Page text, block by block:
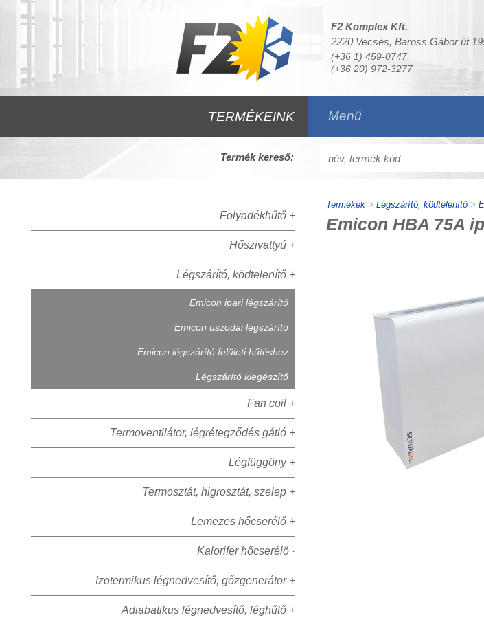
F2 Komplex Kft.
2220 Vecsés, Baross Gábor út
(+36 1) 459-0747
(+36 20) 972-3277
TERMÉKEINK Menü
Termék kereső:
Folyadékhűtő +
Hőszivattyú +
Légszárító, ködtelenítő +
Emicon ipari légszárító
Emicon uszodai légszárító
Emicon légszárító felületi hűtéshez
Légszárító kiegészítő
Fan coil +
Termoventilátor, légrétegződés gátló +
Légfüggöny +
Termosztát, higrosztát, szelep +
Lemezes hőcserélő +
Kalorifer hőcserélő ·
Izotermikus légnedvesítő, gőzgenerátor +
Adiabatikus légnedvesítő, léghűtő +
Termékek> Légszárító, ködtelenítő>
Emicon HBA 75A